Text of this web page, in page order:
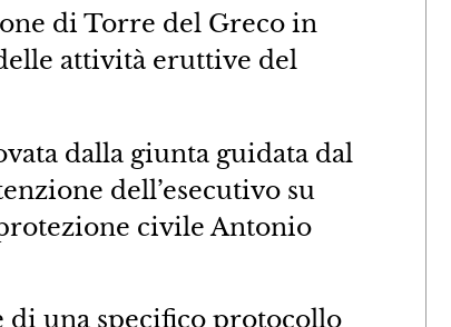
di Torre del Greco in
attività eruttive del
dalla giunta guidata dal
dell’esecutivo su
civile Antonio
di una specifico protocollo